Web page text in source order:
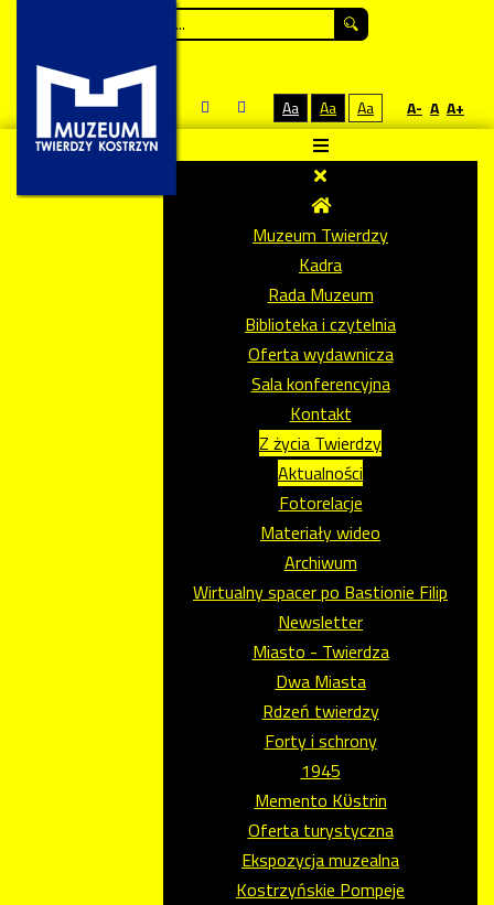
Aa Aa Aa A- A A+
Muzeum Twierdzy
Kadra
Rada Muzeum
Biblioteka i czytelnia
Oferta wydawnicza
Sala konferencyjna
Kontakt
Z życia Twierdzy
Aktualności
Fotorelacje
Materiały wideo
Archiwum
Wirtualny spacer po Bastionie Filip
Newsletter
Miasto - Twierdza
Dwa Miasta
Rdzeń twierdzy
Forty i schrony
1945
Memento Kϋstrin
Oferta turystyczna
Ekspozycja muzealna
Kostrzyńskie Pompeje